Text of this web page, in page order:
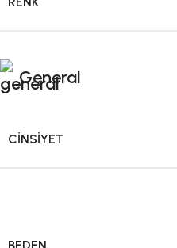
General
CINSIYET